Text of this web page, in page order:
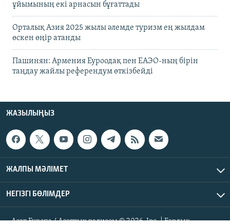
ұйымының екі арнасын бұғаттады
Орталық Азия 2025 жылы әлемде туризм ең жылдам
өскен өңір атанды
Пашинян: Армения Еуроодақ пен ЕАЭО-ның бірін
таңдау жайлы референдум өткізбейді
ЖАЗЫЛЫҢЫЗ
ЖАЛПЫ МӘЛІМЕТ
НЕГІЗГІ БӨЛІМДЕР
Азат Еуропа / Азаттық радиосы © 2026, Inc. | Барлық